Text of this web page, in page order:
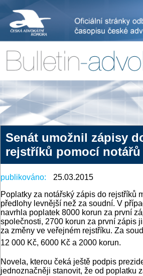
Senát umožnil zápisy
rejstříků pomocí notářů
publikováno:
25.03.2015
Poplatky za notářský zápis do rejstříků
předlohy levnější než za soudní. V
navrhla poplatek 8000 korun za první
společnosti, 2700 korun za první zápis
za změny ve veřejném rejstříku. Za
12 000 Kč, 6000 Kč a 2000 korun.
Novela, kterou čeká ještě podpis
jednoznačněji stanovit, že od poplatku